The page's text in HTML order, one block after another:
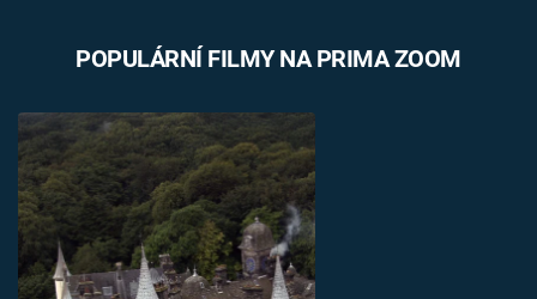
POPULÁRNÍ FILMY NA PRIMA ZOOM